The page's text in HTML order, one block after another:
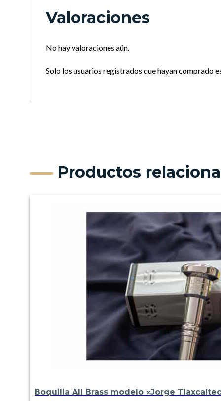
Valoraciones
No hay valoraciones aún.
Solo los usuarios registrados que hayan comprado
Productos
Boquilla All Brass modelo «Jorge